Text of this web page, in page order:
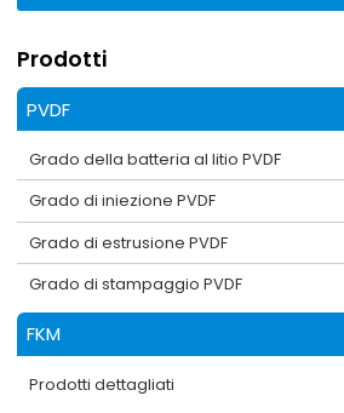
Prodotti
PVDF
Grado della batteria al litio PVDF
Grado di iniezione PVDF
Grado di estrusione PVDF
Grado di stampaggio PVDF
FKM
Prodotti dettagliati